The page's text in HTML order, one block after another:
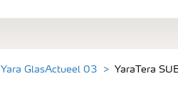
Yara GlasActueel 03 YaraTera